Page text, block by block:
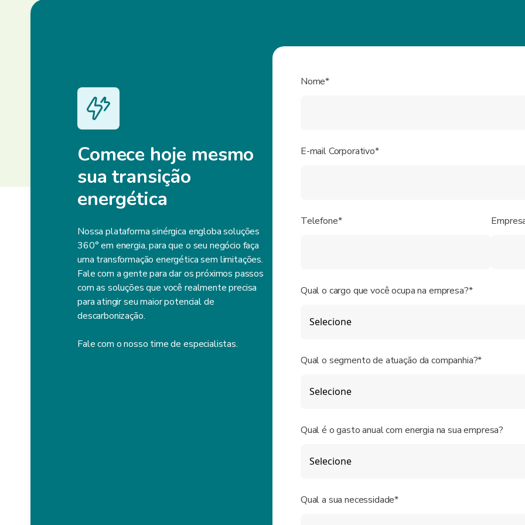
Comece hoje mesmo
sua transição
energética
Nossa plataforma sinérgica engloba soluções
360° em energia, para que o seu negócio faça
uma transformação energética sem limitações.
Fale com a gente para dar os próximos passos
com as soluções que você realmente precisa
para atingir seu maior potencial de
descarbonização.
Fale com o nosso time de especialistas.
Nome*
E-mail Corporativo*
Telefone*
Qual o cargo que você ocupa na empresa?*
Qual o segmento de atuação da companhia?*
Qual é o gasto anual com energia na sua empresa?
Qual a sua necessidade*